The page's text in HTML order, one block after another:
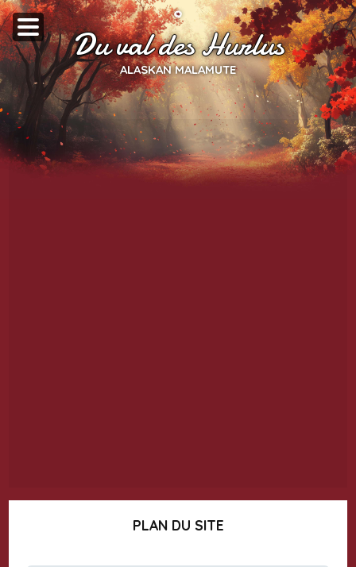
Du val des Hurlus
ALASKAN MALAMUTE
PLAN DU SITE